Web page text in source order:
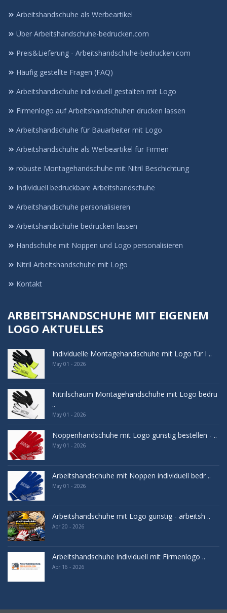
Arbeitshandschuhe als Werbeartikel
Über Arbeitshandschuhe-bedrucken.com
Preis&Lieferung - Arbeitshandschuhe-bedrucken.com
Häufig gestellte Fragen (FAQ)
Arbeitshandschuhe individuell gestalten mit Logo
Firmenlogo auf Arbeitshandschuhen drucken lassen
Arbeitshandschuhe für Bauarbeiter mit Logo
Arbeitshandschuhe als Werbeartikel für Firmen
robuste Montagehandschuhe mit Nitril Beschichtung
Individuell bedruckbare Arbeitshandschuhe
Arbeitshandschuhe personalisieren
Arbeitshandschuhe bedrucken lassen
Handschuhe mit Noppen und Logo personalisieren
Nitril Arbeitshandschuhe mit Logo
Kontakt
ARBEITSHANDSCHUHE MIT EIGENEM
LOGO AKTUELLES
Individuelle Montagehandschuhe mit Logo für I ..
May 01 - 2026
Nitrilschaum Montagehandschuhe mit Logo bedru
..
May 01 - 2026
Noppenhandschuhe mit Logo günstig bestellen - ..
May 01 - 2026
Arbeitshandschuhe mit Noppen individuell bedr ..
May 01 - 2026
Arbeitshandschuhe mit Logo günstig - arbeitsh ..
Apr 20 - 2026
Arbeitshandschuhe individuell mit Firmenlogo ..
Apr 16 - 2026